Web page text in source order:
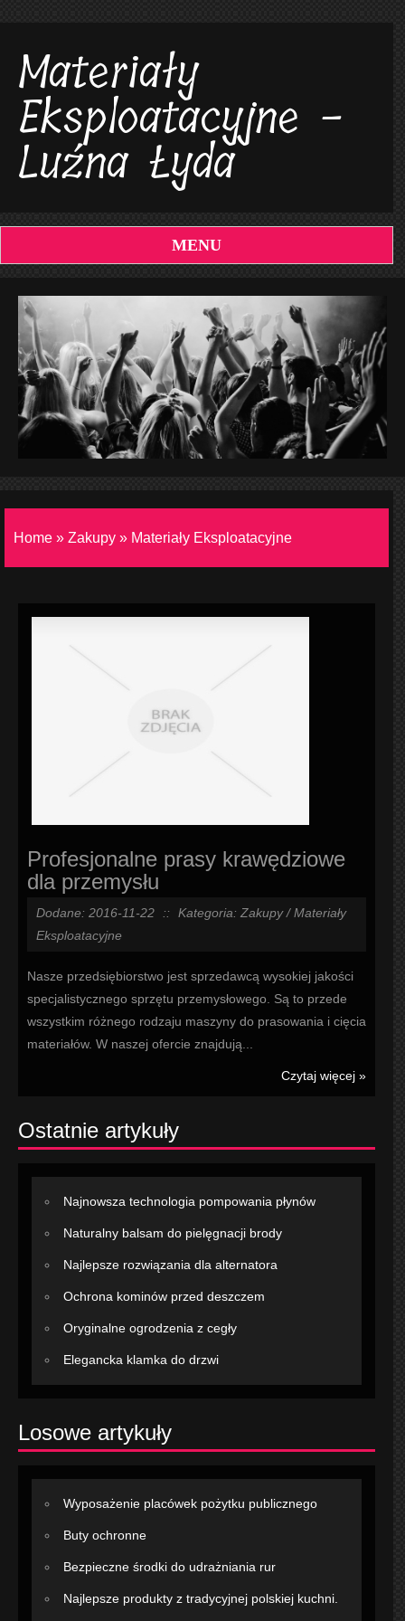
Materiały
Eksploatacyjne -
Luźna Łyda
MENU
Home » Zakupy » Materiały Eksploatacyjne
Profesjonalne prasy krawędziowe
dla przemysłu
Dodane: 2016-11-22 ::
Kategoria: Zakupy / Materiały
Eksploatacyjne
Nasze przedsiębiorstwo jest sprzedawcą wysokiej jakości
specjalistycznego sprzętu przemysłowego. Są to przede
wszystkim różnego rodzaju maszyny do prasowania i cięcia
materiałów. W naszej ofercie znajdują...
Czytaj więcej »
Ostatnie artykuły
Najnowsza technologia pompowania płynów
Naturalny balsam do pielęgnacji brody
Najlepsze rozwiązania dla alternatora
Ochrona kominów przed deszczem
Oryginalne ogrodzenia z cegły
Elegancka klamka do drzwi
Losowe artykuły
Wyposażenie placówek pożytku publicznego
Buty ochronne
Bezpieczne środki do udrażniania rur
Najlepsze produkty z tradycyjnej polskiej kuchni.